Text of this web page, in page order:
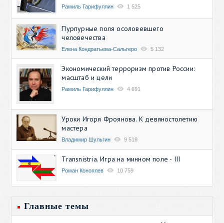
Рамиль Гарифуллин 1 525
Пурпурные поля осоловевшего
человечества
Елена Кондратьева-Сальгеро 5 132
Экономический терроризм против России:
масштаб и цели
Рамиль Гарифуллин 4 691
Уроки Игоря Фроянова. К девяностолетию
мастера
Владимир Шульгин 9 518
Transnistria. Игра на минном поле - III
Роман Коноплев 10 759
Главные темы